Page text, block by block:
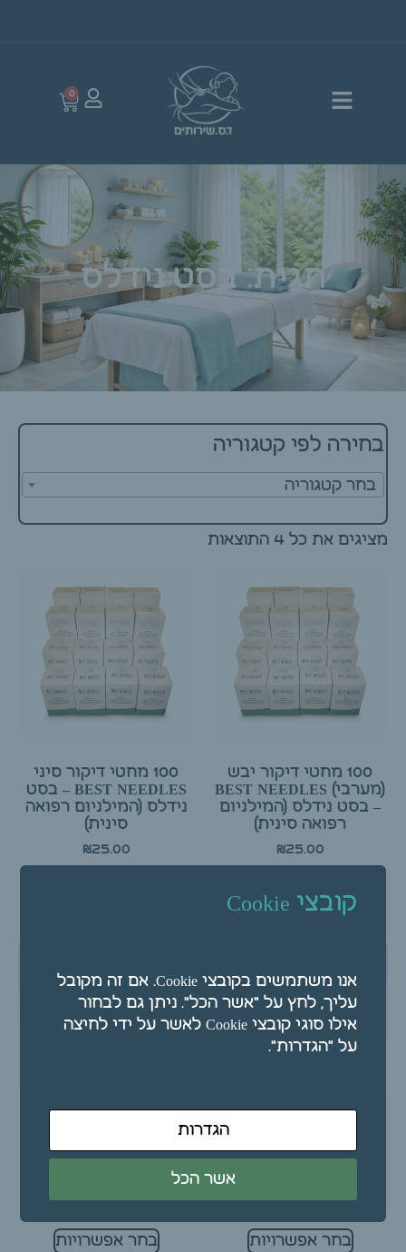
0
תגית: בסט נידלס
בחירה לפי קטגוריה
בחר קטגוריה
מציגים את כל ⁦4⁩ התוצאות
100 מחטי דיקור יבש
(מערבי) BEST NEEDLES
– בסט נידלס (המילניום
רפואה סינית)
₪25.00
בחר אפשרויות
100 מחטי דיקור סיני
BEST NEEDLES – בסט
נידלס (המילניום רפואה
סינית)
₪25.00
100 מחטי דיקור סיני
NEEDLES – בסט נידלס
(המילניום רפואה סינית)
₪30.00
בחר אפשרויות
NEEDLES – בסט נידלס
(המילניום רפואה סינית)
₪100.00
בחר אפשרויות
קובצי Cookie
אנו משתמשים בקובצי Cookie. אם זה מקובל
עליך, לחץ על "אשר הכל". ניתן גם לבחור
אילו סוגי קובצי Cookie לאשר על ידי לחיצה
על "הגדרות".
הגדרות
אשר הכל